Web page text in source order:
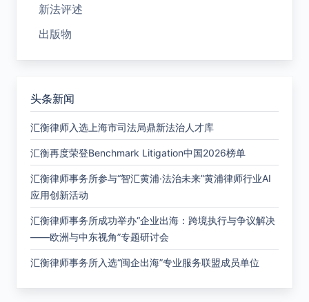
新法评述
出版物
头条新闻
汇衡律师入选上海市司法局鼎新法治人才库
汇衡再度荣登Benchmark Litigation中国2026榜单
汇衡律师事务所参与“智汇黄浦·法治未来”黄浦律师行业AI
应用创新活动
汇衡律师事务所成功举办“企业出海：跨境执行与争议解决
——欧洲与中东视角”专题研讨会
汇衡律师事务所入选“闽企出海”专业服务联盟成员单位